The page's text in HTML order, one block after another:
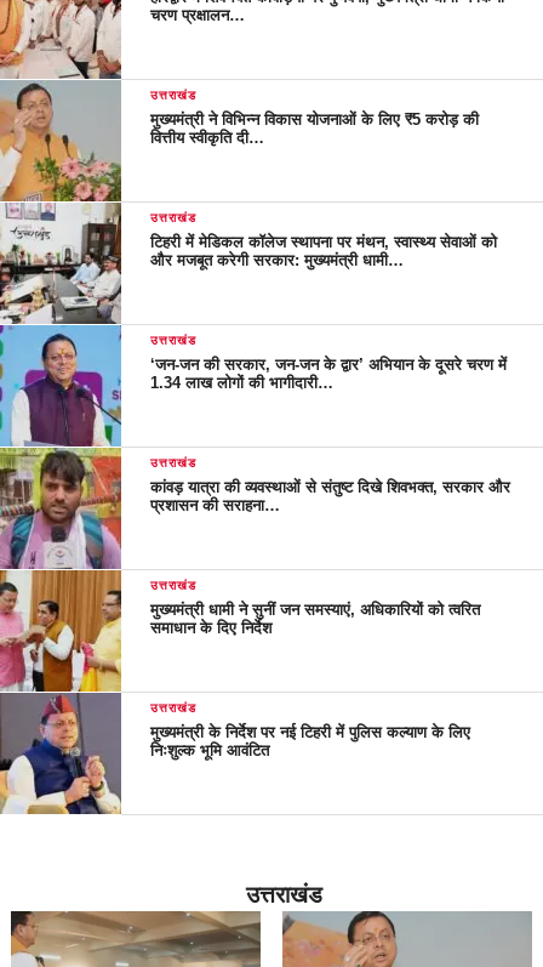
चरण प्रक्षालन…
उत्तराखंड
मुख्यमंत्री ने विभिन्न विकास योजनाओं के लिए ₹5 करोड़ की
वित्तीय स्वीकृति दी…
उत्तराखंड
टिहरी में मेडिकल कॉलेज स्थापना पर मंथन, स्वास्थ्य सेवाओं को
और मजबूत करेगी सरकार: मुख्यमंत्री धामी…
उत्तराखंड
‘जन-जन की सरकार, जन-जन के द्वार’ अभियान के दूसरे चरण में
1.34 लाख लोगों की भागीदारी…
उत्तराखंड
कांवड़ यात्रा की व्यवस्थाओं से संतुष्ट दिखे शिवभक्त, सरकार और
प्रशासन की सराहना…
उत्तराखंड
मुख्यमंत्री धामी ने सुनीं जन समस्याएं, अधिकारियों को त्वरित
समाधान के दिए निर्देश
उत्तराखंड
मुख्यमंत्री के निर्देश पर नई टिहरी में पुलिस कल्याण के लिए
निःशुल्क भूमि आवंटित
उत्तराखंड